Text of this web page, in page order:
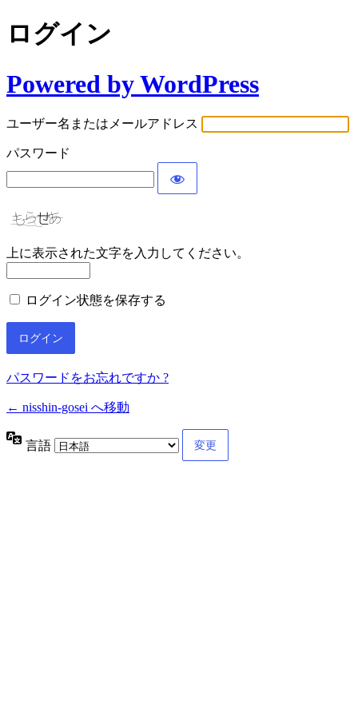
ログイン
Powered by WordPress
ユーザー名またはメールアドレス
パスワード
上に表示された文字を入力してください。
ログイン状態を保存する
パスワードをお忘れですか ?
← nisshin-gosei へ移動
言語